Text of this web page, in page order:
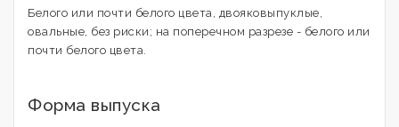
Белого или почти белого цвета, двояковыпуклые,
овальные, без риски; на поперечном разрезе - белого или
почти белого цвета.
Форма выпуска